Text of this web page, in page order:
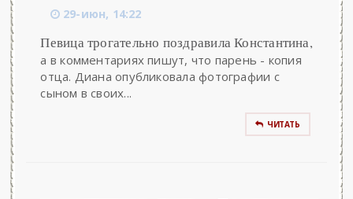
29-июн, 14:22
Певица трогательно поздравила Константина,
а в комментариях пишут, что парень - копия
отца. Диана опубликовала фотографии с
сыном в своих...
ЧИТАТЬ